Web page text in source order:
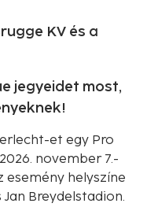
KV és a
jegyeidet most,
et egy Pro
november 7.-
esemény helyszíne
Breydelstadion.